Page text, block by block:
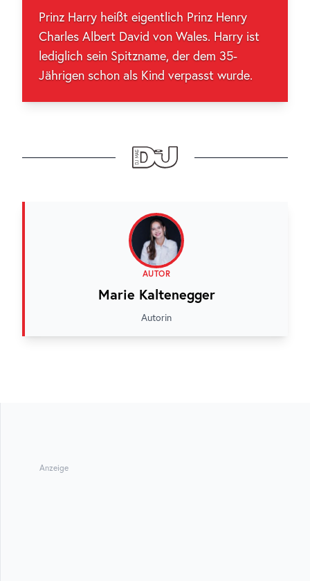
Prinz Harry heißt eigentlich Prinz Henry
Charles Albert David von Wales. Harry ist
lediglich sein Spitzname, der dem 35-
Jährigen schon als Kind verpasst wurde.
AUTOR
Marie Kaltenegger
Autorin
Anzeige